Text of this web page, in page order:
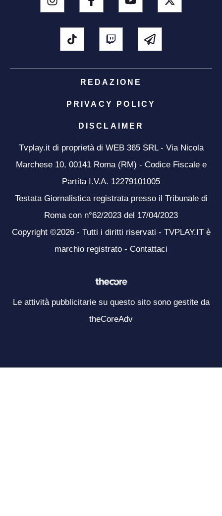
REDAZIONE
PRIVACY POLICY
DISCLAIMER
Tvplay.it di proprietà di WEB 365 SRL - Via Nicola
Marchese 10, 00141 Roma (RM) - Codice Fiscale e
Partita I.V.A. 12279101005
Testata Giornalistica registrata presso il Tribunale di
Roma con n°62/2023 del 17/04/2023
Copyright ©2026 - Tutti i diritti riservati - TVPLAY.IT è
marchio registrato - Contattaci
Le attività pubblicitarie su questo sito sono gestite da
theCoreAdv